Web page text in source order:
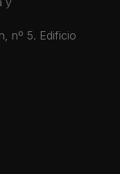
nº 5. Edificio